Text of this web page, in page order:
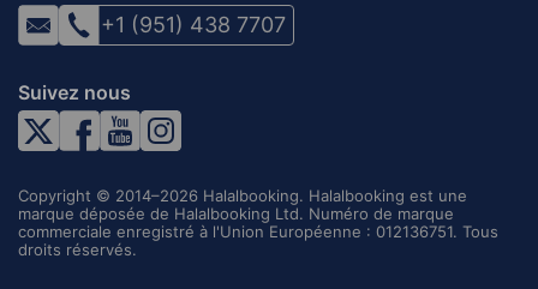
+1 (951) 438 7707
Suivez nous
Copyright © 2014–2026 Halalbooking. Halalbooking est une
marque déposée de Halalbooking Ltd. Numéro de marque
commerciale enregistré à l'Union Européenne : 012136751. Tous
droits réservés.